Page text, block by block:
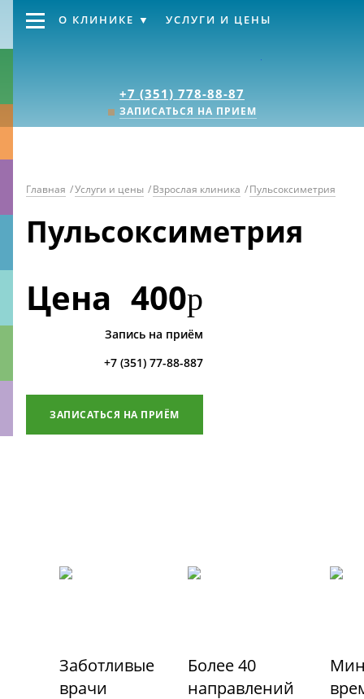
+7 (351) 778-88-87
ЗАПИСАТЬСЯ НА ПРИЕМ
О КЛИНИКЕ УСЛУГИ И ЦЕНЫ
Главная /Услуги и цены /Взрослая клиника /Пульсоксиметрия
Пульсоксиметрия
Цена 400р
Запись на приём
+7 (351) 77-88-887
ЗАПИСАТЬСЯ НА ПРИЁМ
Заботливые
врачи
Более 40
направлений